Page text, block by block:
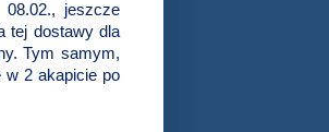
08.02., jeszcze
tej dostawy dla
Tym samym,
w 2 akapicie po